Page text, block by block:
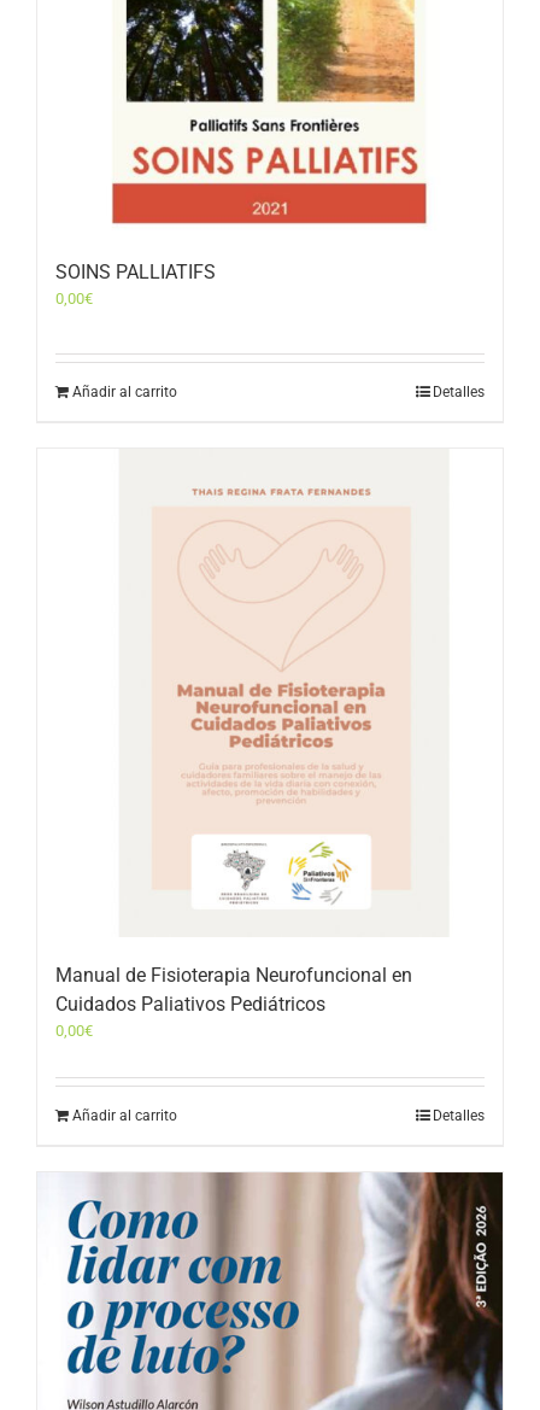
SOINS PALLIATIFS
0,00€
Añadir al carrito Detalles
Manual de Fisioterapia Neurofuncional en
Cuidados Paliativos Pediátricos
0,00€
Añadir al carrito Detalles